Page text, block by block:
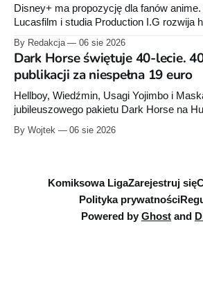
Disney+ ma propozycję dla fanów
Lucasfilm i studia Production I.G rozwija
zapoczątkowaną w krótkometrażówkach
oraz „Dziewiąty Jedi: Dziecko nadziei" z
wojny: Wizje”. Wszystkie osiem
w Disney+.
By Redakcja 06 sie 2026
Dark Horse świętuje 40-lecie.
publikacji za niespełna 19 euro
Hellboy, Wiedźmin, Usagi Yojimbo i
jubileuszowego pakietu Dark Horse na
zestaw obejmuje 40 cyfrowych publikacji i
euro. Oferta kończy się 13 sierpnia.
By Wojtek 06 sie 2026
Komiksowa LigaZarejestruj się
Polityka prywatności
Powered by Ghost and